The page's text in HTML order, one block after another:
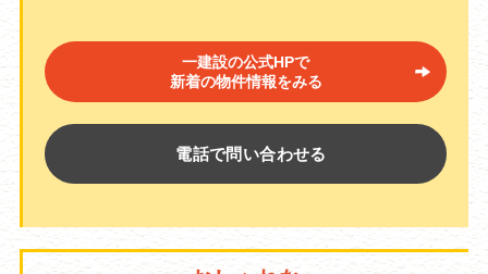
一建設の公式HPで
新着の物件情報をみる
電話で問い合わせる